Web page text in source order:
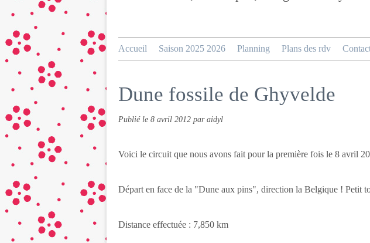
Accueil Saison 2025 2026 Planning Plans des rdv
Dune fossile de Ghyvelde
Publié le 8 avril 2012 par aidyl
Voici le circuit que nous avons fait pour la première fois le 8 avril
Départ en face de la "Dune aux pins", direction la Belgique ! Petit
Distance effectuée : 7,850 km